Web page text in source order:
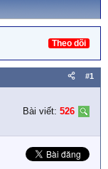
Theo dõi
#1
Bài viết: 526